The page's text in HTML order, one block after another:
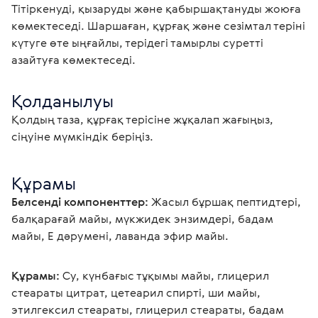
Тітіркенуді, қызаруды және қабыршақтануды жоюға
көмектеседі. Шаршаған, құрғақ және сезімтал теріні
күтуге өте ыңғайлы, терідегі тамырлы суретті
азайтуға көмектеседі.
Қолданылуы
Қолдың таза, құрғақ терісіне жұқалап жағыңыз,
сіңуіне мүмкіндік беріңіз.
Құрамы
Белсенді компоненттер: Жасыл бұршақ пептидтері,
балқарағай майы, мүкжидек энзимдері, бадам
майы, Е дәрумені, лаванда эфир майы.
Құрамы: Су, күнбағыс тұқымы майы, глицерил
стеараты цитрат, цетеарил спирті, ши майы,
этилгексил стеараты, глицерил стеараты, бадам